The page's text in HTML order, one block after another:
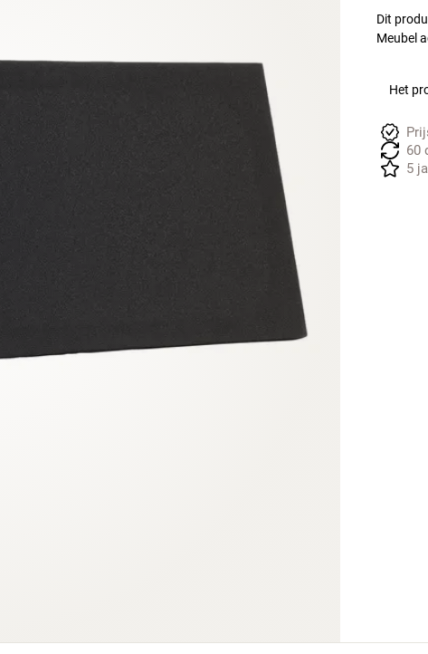
Dit
Meubel
Het
60
5